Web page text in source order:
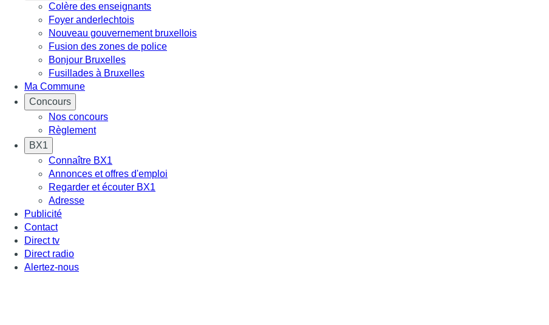
Colère des enseignants
Foyer anderlechtois
Nouveau gouvernement bruxellois
Fusion des zones de police
Bonjour Bruxelles
Fusillades à Bruxelles
Ma Commune
Concours
Nos concours
Règlement
BX1
Connaître BX1
Annonces et offres d'emploi
Regarder et écouter BX1
Adresse
Publicité
Contact
Direct tv
Direct radio
Alertez-nous